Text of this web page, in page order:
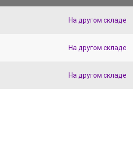
На другом складе
На другом складе
На другом складе